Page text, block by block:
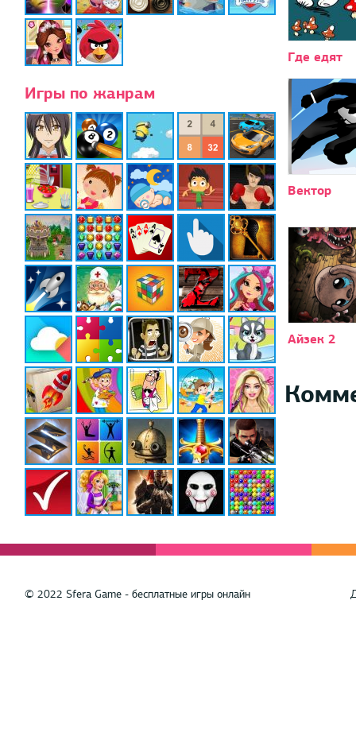
Игры по жанрам
Где едят
Вектор
Айзек 2
© 2022 Sfera Game - бесплатные игры онлайн